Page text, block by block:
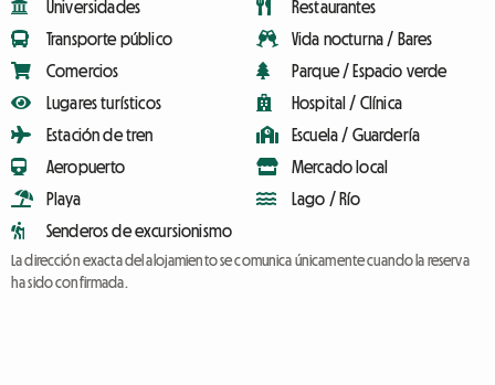
Universidades
Transporte público
Comercios
Lugares turísticos
Estación de tren
Aeropuerto
Playa
Senderos de excursionismo
Restaurantes
Vida nocturna / Bares
Parque / Espacio verde
Hospital / Clínica
Escuela / Guardería
Mercado local
Lago / Río
La dirección exacta del alojamiento se comunica únicamente cuando la reserva
ha sido confirmada.